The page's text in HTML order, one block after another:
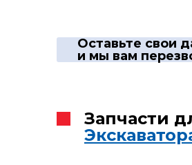
Оставьте свои
и мы вам
Запчасти